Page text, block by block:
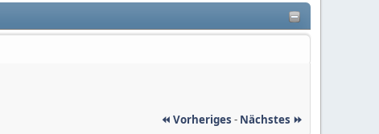
⏪ Vorheriges - Nächstes ⏩